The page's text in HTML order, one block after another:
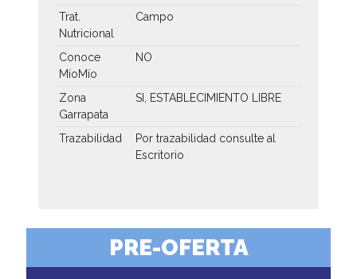
Trat.
Nutricional
Campo
Conoce
MíoMío
NO
Zona
Garrapata
SI, ESTABLECIMIENTO LIBRE
Trazabilidad
Por trazabilidad consulte al
Escritorio
PRE-OFERTA